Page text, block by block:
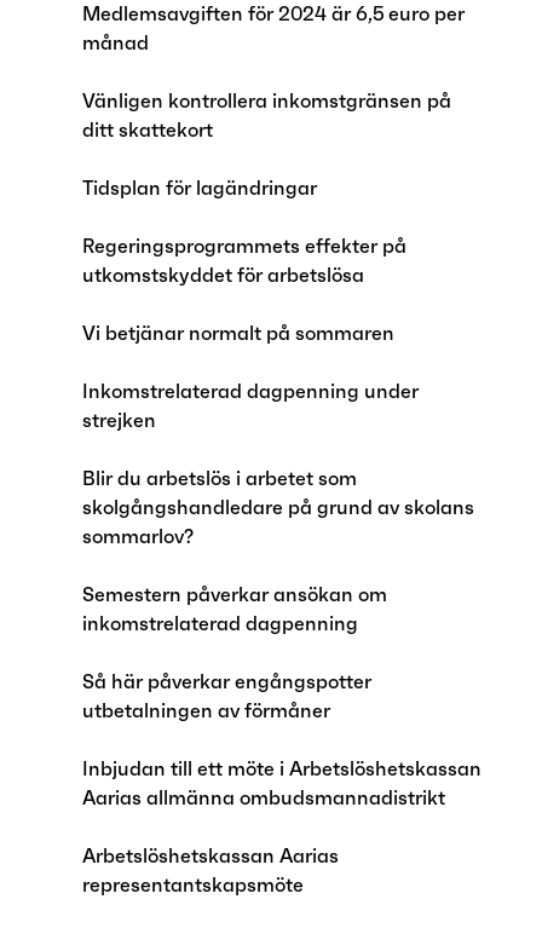
Medlemsavgiften för 2024 är 6,5 euro per
månad
Vänligen kontrollera inkomstgränsen på
ditt skattekort
Tidsplan för lagändringar
Regeringsprogrammets effekter på
utkomstskyddet för arbetslösa
Vi betjänar normalt på sommaren
Inkomstrelaterad dagpenning under
strejken
Blir du arbetslös i arbetet som
skolgångshandledare på grund av skolans
sommarlov?
Semestern påverkar ansökan om
inkomstrelaterad dagpenning
Så här påverkar engångspotter
utbetalningen av förmåner
Inbjudan till ett möte i Arbetslöshetskassan
Aarias allmänna ombudsmannadistrikt
Arbetslöshetskassan Aarias
representantskapsmöte